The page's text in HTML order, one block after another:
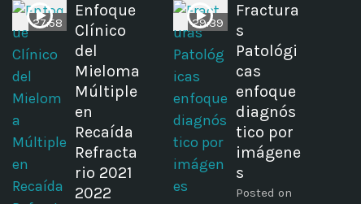
27:58
Enfoque
Clínico
del
Mieloma
Múltiple
en
Recaída
Refracta
rio 2021
2022
29:39
Fractura
s
Patológi
cas
enfoque
diagnós
tico por
imágene
s
Posted on